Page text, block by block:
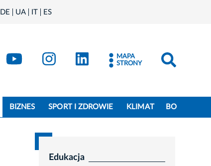
DE UA IT ES
- X
Kraków - YouTube
Kraków - Instagram
Kraków - LinkedIn
MAPA
STRONY
BIZNES SPORT I ZDROWIE KLIMAT BO
Edukacja